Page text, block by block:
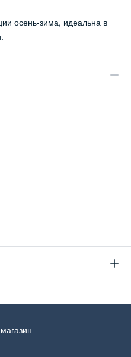
осень-зима, идеальна в